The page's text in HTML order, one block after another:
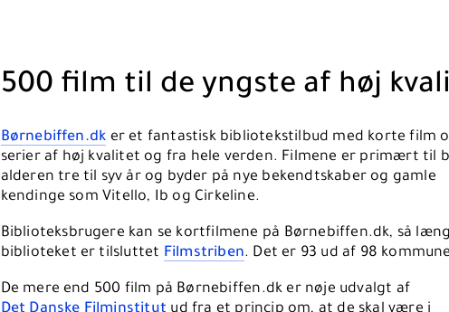
500 film til de yngste af høj
Børnebiffen.dk er et fantastisk bibliotekstilbud med korte film
serieraf høj kvalitet og fra hele verden. Filmene er primært til
alderen tre til syv år og byder på nye bekendtskaber og gamle
kendinge som Vitello, Ib og Cirkeline.
Biblioteksbrugere kan se kortfilmene på Børnebiffen.dk, så
biblioteket er tilsluttet Filmstriben. Det er 93 ud af 98
De mere end 500 film på Børnebiffen.dk er nøje udvalgt af